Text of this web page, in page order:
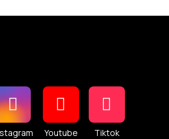
Youtube Tiktok